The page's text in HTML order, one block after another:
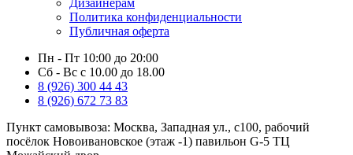
Дизайнерам
Политика конфиденциальности
Публичная оферта
Пн - Пт 10:00 до 20:00
Сб - Вс с 10.00 до 18.00
8 (926) 300 44 43
8 (926) 672 73 83
Пункт самовывоза: Москва, Западная ул., с100, рабочий
посёлок Новоивановское (этаж -1) павильон G-5 ТЦ